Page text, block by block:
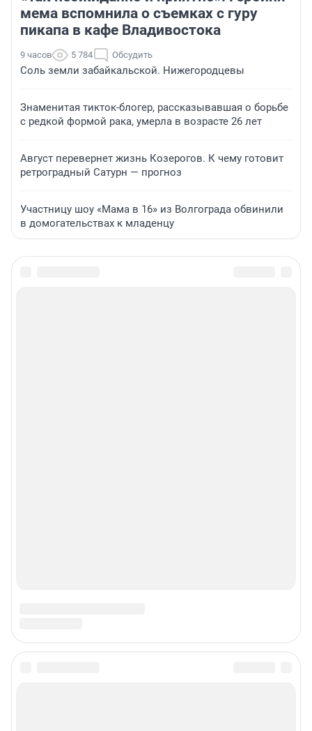
мема вспомнила о съемках с гуру
пикапа в кафе Владивостока
9 часов 5 784 Обсудить
Соль земли забайкальской. Нижегородцевы
Знаменитая тикток-блогер, рассказывавшая о борьбе
с редкой формой рака, умерла в возрасте 26 лет
Август перевернет жизнь Козерогов. К чему готовит
ретроградный Сатурн — прогноз
Участницу шоу «Мама в 16» из Волгограда обвинили
в домогательствах к младенцу